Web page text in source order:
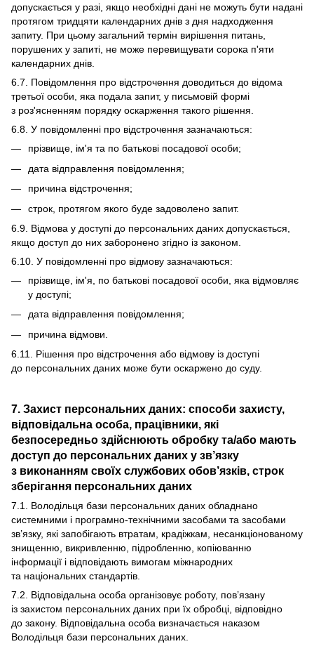
допускається у разі, якщо необхідні дані не можуть бути надані
протягом тридцяти календарних днів з дня надходження
запиту. При цьому загальний термін вирішення питань,
порушених у запиті, не може перевищувати сорока п'яти
календарних днів.
6.7. Повідомлення про відстрочення доводиться до відома
третьої особи, яка подала запит, у письмовій формі
з роз'ясненням порядку оскарження такого рішення.
6.8. У повідомленні про відстрочення зазначаються:
прізвище, ім'я та по батькові посадової особи;
дата відправлення повідомлення;
причина відстрочення;
строк, протягом якого буде задоволено запит.
6.9. Відмова у доступі до персональних даних допускається,
якщо доступ до них заборонено згідно із законом.
6.10. У повідомленні про відмову зазначаються:
прізвище, ім'я, по батькові посадової особи, яка відмовляє
у доступі;
дата відправлення повідомлення;
причина відмови.
6.11. Рішення про відстрочення або відмову із доступі
до персональних даних може бути оскаржено до суду.
7. Захист персональних даних: способи захисту,
відповідальна особа, працівники, які
безпосередньо здійснюють обробку та/або мають
доступ до персональних даних у зв’язку
з виконанням своїх службових обов’язків, строк
зберігання персональних даних
7.1. Володільця бази персональних даних обладнано
системними і програмно-технічними засобами та засобами
зв’язку, які запобігають втратам, крадіжкам, несанкціонованому
знищенню, викривленню, підробленню, копіюванню
інформації і відповідають вимогам міжнародних
та національних стандартів.
7.2. Відповідальна особа організовує роботу, пов’язану
із захистом персональних даних при їх обробці, відповідно
до закону. Відповідальна особа визначається наказом
Володільця бази персональних даних.